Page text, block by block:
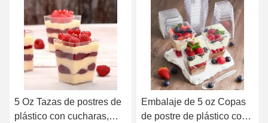
Embalaje de 5 oz Copas
de postre de plástico con
Tazas de postre de
plástico con tapas de fruta